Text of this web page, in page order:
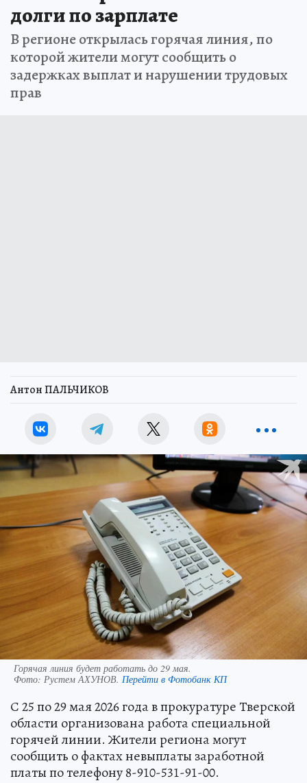
долги по зарплате
В регионе открылась горячая линия, по
которой жители могут сообщить о
задержках выплат и нарушении трудовых
прав
Антон ПАЛЬЧИКОВ
Горячая линия будет работать до 29 мая.
Фото: Рустем АХУНОВ. Перейти в Фотобанк КП
С 25 по 29 мая 2026 года в прокуратуре Тверской
области организована работа специальной
горячей линии. Жители региона могут
сообщить о фактах невыплаты заработной
платы по телефону 8-910-531-91-00.